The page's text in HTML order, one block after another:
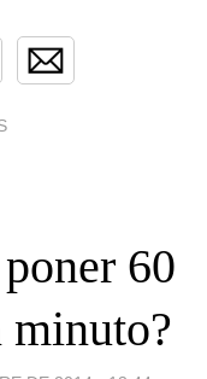
60
minuto?